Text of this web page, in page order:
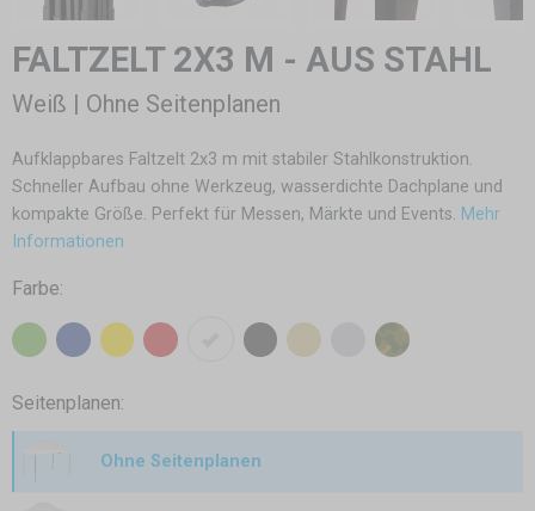
FALTZELT 2X3 M - AUS STAHL
Weiß | Ohne Seitenplanen
Aufklappbares Faltzelt 2x3 m mit stabiler Stahlkonstruktion.
Schneller Aufbau ohne Werkzeug, wasserdichte Dachplane und
kompakte Größe. Perfekt für Messen, Märkte und Events. Mehr
Informationen
Farbe:
Seitenplanen:
Ohne Seitenplanen